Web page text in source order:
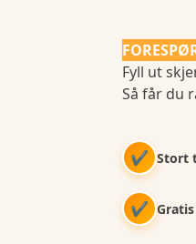
Fyll ut
Så får du
✔ Stort
✔